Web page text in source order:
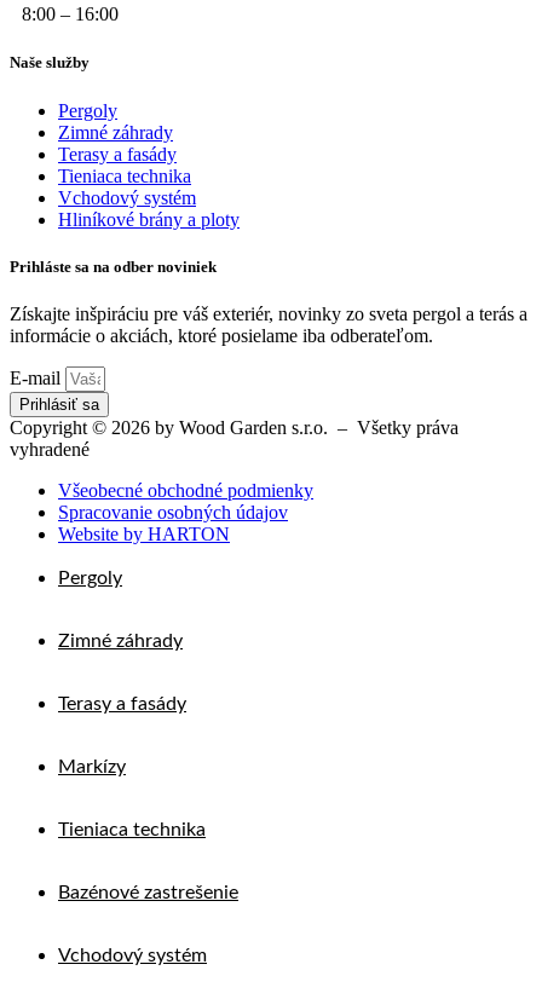
8:00 – 16:00
Naše služby
Pergoly
Zimné záhrady
Terasy a fasády
Tieniaca technika
Vchodový systém
Hliníkové brány a ploty
Prihláste sa na odber noviniek
Získajte inšpiráciu pre váš exteriér, novinky zo sveta pergol a terás a
informácie o akciách, ktoré posielame iba odberateľom.
E-mail
Prihlásiť sa
Copyright © 2026 by Wood Garden s.r.o. – Všetky práva
vyhradené
Všeobecné obchodné podmienky
Spracovanie osobných údajov
Website by HARTON
Pergoly
Zimné záhrady
Terasy a fasády
Markízy
Tieniaca technika
Bazénové zastrešenie
Vchodový systém